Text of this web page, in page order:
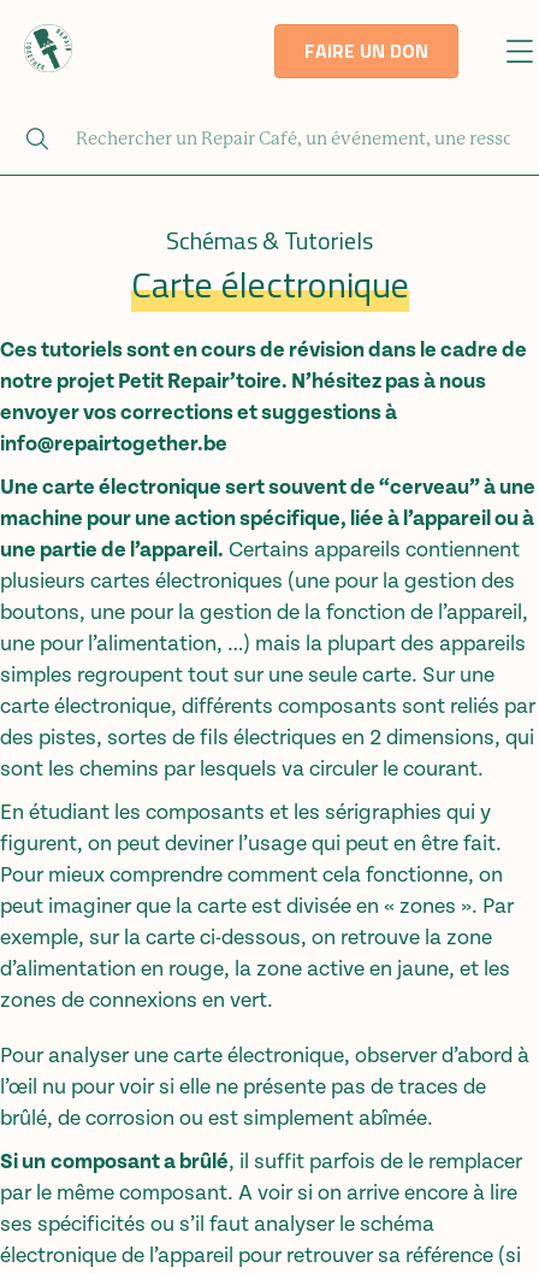
FAIRE UN DON
Schémas & Tutoriels
Carte électronique
Ces tutoriels sont en cours de révision dans le cadre de
notre projet Petit Repair’toire. N’hésitez pas à nous
envoyer vos corrections et suggestions à
info@repairtogether.be
Une carte électronique sert souvent de “cerveau” à une
machine pour une action spécifique, liée à l’appareil ou à
une partie de l’appareil. Certains appareils contiennent
plusieurs cartes électroniques (une pour la gestion des
boutons, une pour la gestion de la fonction de l’appareil,
une pour l’alimentation, …) mais la plupart des appareils
simples regroupent tout sur une seule carte. Sur une
carte électronique, différents composants sont reliés par
des pistes, sortes de fils électriques en 2 dimensions, qui
sont les chemins par lesquels va circuler le courant.
En étudiant les composants et les sérigraphies qui y
figurent, on peut deviner l’usage qui peut en être fait.
Pour mieux comprendre comment cela fonctionne, on
peut imaginer que la carte est divisée en « zones ». Par
exemple, sur la carte ci-dessous, on retrouve la zone
d’alimentation en rouge, la zone active en jaune, et les
zones de connexions en vert.
Pour analyser une carte électronique, observer d’abord à
l’œil nu pour voir si elle ne présente pas de traces de
brûlé, de corrosion ou est simplement abîmée.
Si uncomposant a brûlé, il suffit parfois de le remplacer
par le même composant. A voir si on arrive encore à lire
ses spécificités ou s’il faut analyser le schéma
électronique de l’appareil pour retrouver sa référence (si